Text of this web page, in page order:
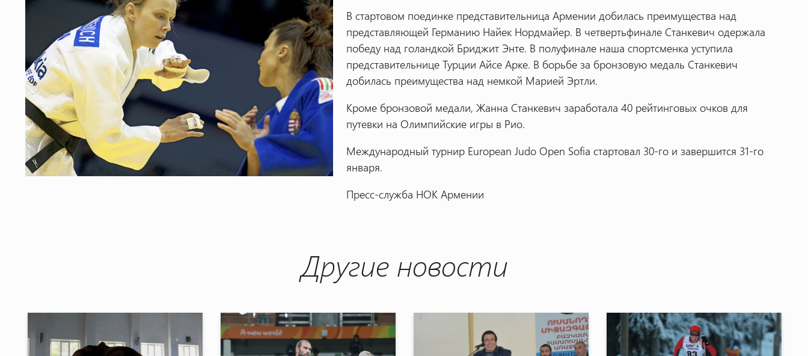
В стартовом поединке представительница Армении добилась преимущества над
представляющей Германию Найек Нордмайер. В четвертьфинале Станкевич одержала
победу над голандкой Бриджит Энте. В полуфинале наша спортсменка уступила
представительнице Турции Айсе Арке. В борьбе за бронзовую медаль Станкевич
добилась преимущества над немкой Марией Эртли.
Кроме бронзовой медали, Жанна Станкевич заработала 40 рейтинговых очков для
путевки на Олимпийские игры в Рио.
Международный турнир European Judo Open Sofia стартовал 30-го и завершится 31-го
января.
Пресс-служба НОК Армении
Другие новости